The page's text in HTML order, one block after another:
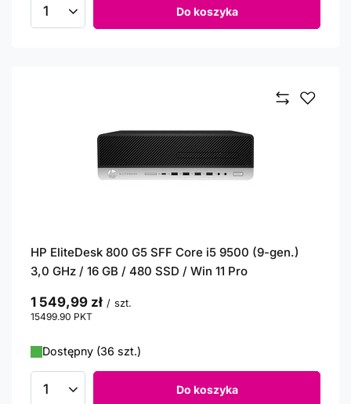
Ilość produktów Do koszyka
HP EliteDesk 800 G5 SFF Core i5 9500 (9-gen.)
3,0 GHz / 16 GB / 480 SSD / Win 11 Pro
1 549,99 zł / szt.
15499.90 PKT
Dostępny (36 szt.)
Ilość produktów Do koszyka